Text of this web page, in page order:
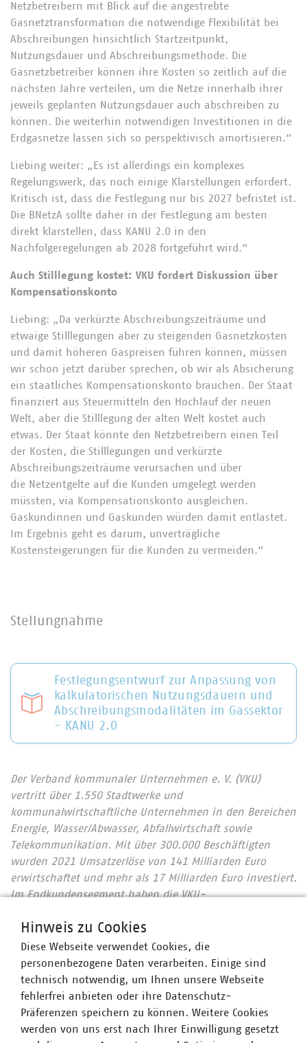
Netzbetreibern mit Blick auf die angestrebte
Gasnetztransformation die notwendige Flexibilität bei
Abschreibungen hinsichtlich Startzeitpunkt,
Nutzungsdauer und Abschreibungsmethode. Die
Gasnetzbetreiber können ihre Kosten so zeitlich auf die
nächsten Jahre verteilen, um die Netze innerhalb ihrer
jeweils geplanten Nutzungsdauer auch abschreiben zu
können. Die weiterhin notwendigen Investitionen in die
Erdgasnetze lassen sich so perspektivisch amortisieren.“
Liebing weiter: „Es ist allerdings ein komplexes
Regelungswerk, das noch einige Klarstellungen erfordert.
Kritisch ist, dass die Festlegung nur bis 2027 befristet ist.
Die BNetzA sollte daher in der Festlegung am besten
direkt klarstellen, dass KANU 2.0 in den
Nachfolgeregelungen ab 2028 fortgeführt wird.“
Auch Stilllegung kostet: VKU fordert Diskussion über
Kompensationskonto
Liebing: „Da verkürzte Abschreibungszeiträume und
etwaige Stilllegungen aber zu steigenden Gasnetzkosten
und damit höheren Gaspreisen führen können, müssen
wir schon jetzt darüber sprechen, ob wir als Absicherung
ein staatliches Kompensationskonto brauchen. Der Staat
finanziert aus Steuermitteln den Hochlauf der neuen
Welt, aber die Stilllegung der alten Welt kostet auch
etwas. Der Staat könnte den Netzbetreibern einen Teil
der Kosten, die Stilllegungen und verkürzte
Abschreibungszeiträume verursachen und über
die Netzentgelte auf die Kunden umgelegt werden
müssten, via Kompensationskonto ausgleichen.
Gaskundinnen und Gaskunden würden damit entlastet.
Im Ergebnis geht es darum, unverträgliche
Kostensteigerungen für die Kunden zu vermeiden.“
Stellungnahme
Festlegungsentwurf zur Anpassung von
kalkulatorischen Nutzungsdauern und
Abschreibungsmodalitäten im Gassektor
- KANU 2.0
Der Verband kommunaler Unternehmen e. V. (VKU)
vertritt über 1.550 Stadtwerke und
kommunalwirtschaftliche Unternehmen in den Bereichen
Energie, Wasser/Abwasser, Abfallwirtschaft sowie
Telekommunikation. Mit über 300.000 Beschäftigten
wurden 2021 Umsatzerlöse von 141 Milliarden Euro
erwirtschaftet und mehr als 17 Milliarden Euro investiert.
Im Endkundensegment haben die VKU-
zentralen Ver- und Entsorgungsbereichen: Strom 66
Prozent, Gas 60 Prozent, Wärme 88 Prozent, Trinkwasser
89 Prozent, Abwasser 45 Prozent. Die kommunale
Abfallwirtschaft entsorgt jeden Tag 31.500 Tonnen Abfall
und hat seit 1990 rund 78 Prozent ihrer CO2-Emissionen
eingespart – damit ist sie der Hidden Champion des
Klimaschutzes. Immer mehr Mitgliedsunternehmen
Hinweis zu Cookies
Diese Webseite verwendet Cookies, die
personenbezogene Daten verarbeiten. Einige sind
technisch notwendig, um Ihnen unsere Webseite
fehlerfrei anbieten oder ihre Datenschutz-
Präferenzen speichern zu können. Weitere Cookies
werden von uns erst nach Ihrer Einwilligung gesetzt